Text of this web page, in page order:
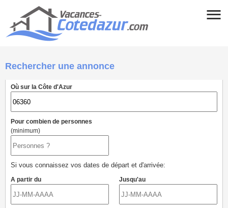
Rechercher une annonce
Où sur la Côte d'Azur
Pour combien de personnes
(minimum)
Si vous connaissez vos dates de départ et d'arrivée:
A partir du Jusqu'au